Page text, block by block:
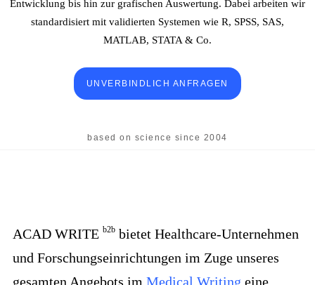
Entwicklung bis hin zur grafischen Auswertung. Dabei arbeiten wir
standardisiert mit validierten Systemen wie R, SPSS, SAS,
MATLAB, STATA & Co.
UNVERBINDLICH ANFRAGEN
ACAD WRITE b2b bietet Healthcare-Unternehmen
und Forschungseinrichtungen im Zuge unseres
gesamten Angebots im Medical Writing eine